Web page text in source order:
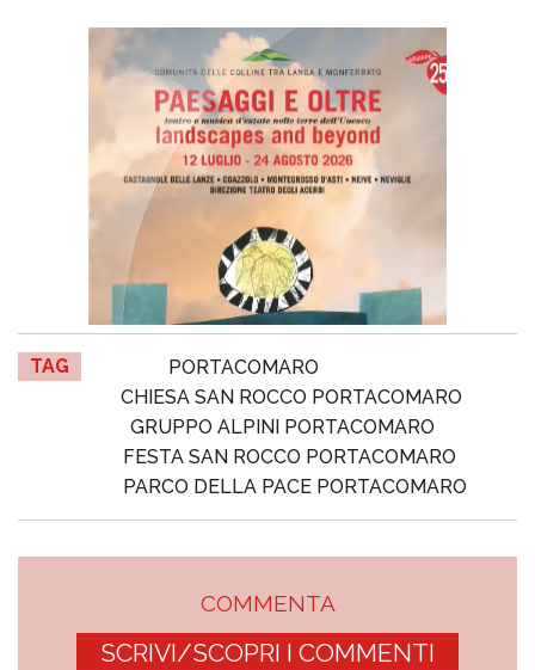
TAG
PORTACOMARO
CHIESA SAN ROCCO PORTACOMARO
GRUPPO ALPINI PORTACOMARO
FESTA SAN ROCCO PORTACOMARO
PARCO DELLA PACE PORTACOMARO
COMMENTA
SCRIVI/SCOPRI I COMMENTI